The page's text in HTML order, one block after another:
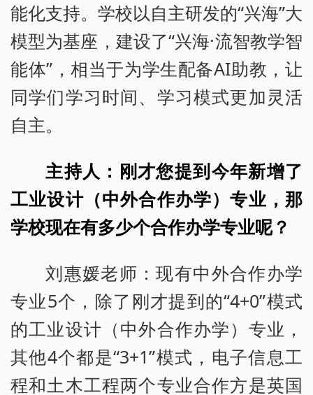
能化支持。学校以自主研发的“兴海”大
模型为基座，建设了“兴海·流智教学智
能体”，相当于为学生配备AI助教，让
同学们学习时间、学习模式更加灵活
自主。
主持人：刚才您提到今年新增了
工业设计（中外合作办学）专业，那
学校现在有多少个合作办学专业呢？
刘惠媛老师：现有中外合作办学
专业5个，除了刚才提到的“4+0”模式
的工业设计（中外合作办学）专业，
其他4个都是“3+1”模式，电子信息工
程和土木工程两个专业合作方是英国